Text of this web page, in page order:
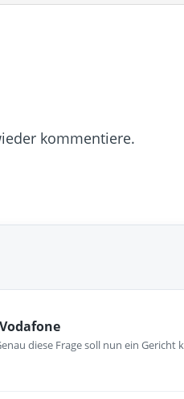
kommentiere.
diese Frage soll nun ein Gericht